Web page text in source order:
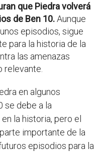
que Piedra volverá
de Ben 10.Aunque
episodios, sigue
para la historia de la
las amenazas
en algunos
se debe a la
la historia, pero el
importante de la
episodios para la